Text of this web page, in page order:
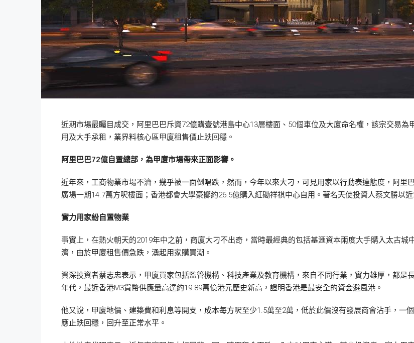
近期市場最矚目成交，阿里巴巴斥資72億購壹號港島中心13層樓面、50個車位及大廈命名權，該宗交易
用及大手承租，業界料核心區甲廈租售價止跌回穩。
阿里巴巴72億自置總部，為甲廈市場帶來正面影響。
近年來，工商物業市場不濟，幾乎被一面倒唱跌，然而，今年以來大刁，可見用家以行動表達態度，阿里
廣場一期14.7萬方呎樓面；香港都會大學豪擲約26.5億購入紅磡祥祺中心自用。著名天使投資人蔡文勝以
實力用家紛自置物業
事實上，在熱火朝天的2019年中之前，商廈大刁不出奇，當時最經典的包括基滙資本兩度大手購入太古
濟，由於甲廈租售價急跌，湧起用家購買潮。
資深投資者蔡志忠表示，甲廈買家包括監管機構、科技產業及教育機構，來自不同行業，實力雄厚，都
年代，最近香港M3貨幣供應量高達約19.89萬億港元歷史新高，證明香港是最安全的資金避風港。
他又說，甲廈地價、建築費和利息等開支，成本每方呎至少1.5萬至2萬，低於此價沒有發展商會沾手，一
應止跌回穩，回升至正常水平。